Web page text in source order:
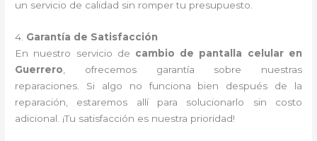
un servicio de calidad sin romper tu presupuesto.
4. Garantía de Satisfacción
En nuestro servicio de cambio de pantalla celular en
Guerrero , ofrecemos garantía sobre nuestras
reparaciones. Si algo no funciona bien después de la
reparación, estaremos allí para solucionarlo sin costo
adicional. ¡Tu satisfacción es nuestra prioridad!